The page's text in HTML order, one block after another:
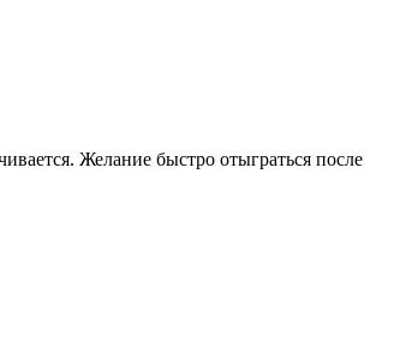
Желание быстро отыграться после